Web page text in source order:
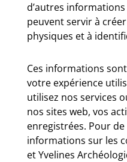
d’autres
peuvent servir à
physiques et à
Ces informations
votre expérience
utilisez nos services
nos sites web, vos
enregistrées. Pour
informations sur les
et Yvelines